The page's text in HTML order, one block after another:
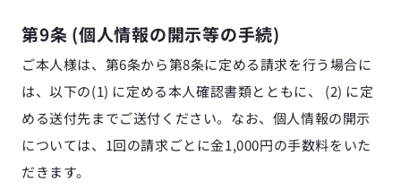
第9条 (個人情報の開示等の手続)
ご本人様は、第6条から第8条に定める請求を行う場合に
は、以下の(1) に定める本人確認書類とともに、 (2) に定
める送付先までご送付ください。なお、個人情報の開示
については、1回の請求ごとに金1,000円の手数料をいた
だきます。